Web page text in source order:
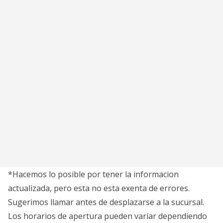
*Hacemos lo posible por tener la informacion
actualizada, pero esta no esta exenta de errores.
Sugerimos llamar antes de desplazarse a la sucursal.
Los horarios de apertura pueden variar dependiendo